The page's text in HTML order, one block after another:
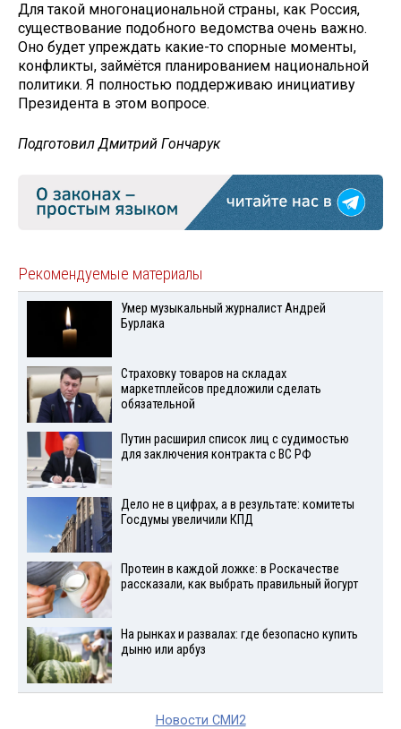
Для такой многонациональной страны, как Россия,
существование подобного ведомства очень важно.
Оно будет упреждать какие-то спорные моменты,
конфликты, займётся планированием национальной
политики. Я полностью поддерживаю инициативу
Президента в этом вопросе.
Подготовил Дмитрий Гончарук
Рекомендуемые материалы
Умер музыкальный журналист Андрей
Бурлака
Страховку товаров на складах
маркетплейсов предложили сделать
обязательной
Путин расширил список лиц с судимостью
для заключения контракта с ВС РФ
Дело не в цифрах, а в результате: комитеты
Госдумы увеличили КПД
Протеин в каждой ложке: в Роскачестве
рассказали, как выбрать правильный йогурт
На рынках и развалах: где безопасно купить
дыню или арбуз
Новости СМИ2